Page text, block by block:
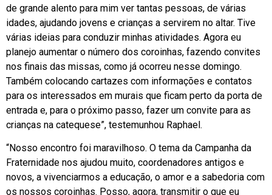
de grande alento para mim ver tantas pessoas, de várias
idades, ajudando jovens e crianças a servirem no altar. Tive
várias ideias para conduzir minhas atividades. Agora eu
planejo aumentar o número dos coroinhas, fazendo convites
nos finais das missas, como já ocorreu nesse domingo.
Também colocando cartazes com informações e contatos
para os interessados em murais que ficam perto da porta de
entrada e, para o próximo passo, fazer um convite para as
crianças na catequese”, testemunhou Raphael.
“Nosso encontro foi maravilhoso. O tema da Campanha da
Fraternidade nos ajudou muito, coordenadores antigos e
novos, a vivenciarmos a educação, o amor e a sabedoria com
os nossos coroinhas. Posso, agora, transmitir o que eu